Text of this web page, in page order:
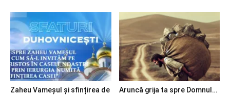
Zaheu Vameșul și sfințirea de
Aruncă grija ta spre Domnul…